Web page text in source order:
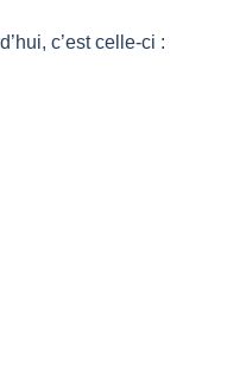
c’est celle-ci :